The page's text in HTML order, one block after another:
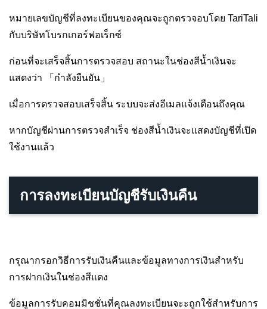
หมายเลขบัญชีที่ลงทะเบียนของคุณจะถูกตรวจอบโดย TariTali
กับบริษัทโบรกเกอร์ฟอเร็กซ์
ก่อนที่จะเสร็จสิ้นการตรวจสอบ สถานะในช่องสีน้ำเงินจะ
แสดงว่า 「กำลังยืนยัน」
เมื่อการตรวจสอบเสร็จสิ้น ระบบจะส่งอีเมลแจ้งเตือนถึงคุณ
หากบัญชีผ่านการตรวจสำเร็จ ช่องสีน้ำเงินจะแสดงบัญชีที่เปิด
ใช้งานแล้ว
การลงทะเบียนบัญชีรับเงินคืน
กรุณากรอกวิธีการรับเงินคืนและข้อมูลทางการเงินสำหรับ
การฝากเงินในช่องสีแดง
ข้อมูลการรับคอมมิชชั่นที่คุณลงทะเบียนจะะถูกใช้สำหรับการ